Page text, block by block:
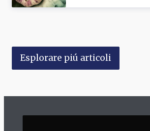
Esplorare piú articoli